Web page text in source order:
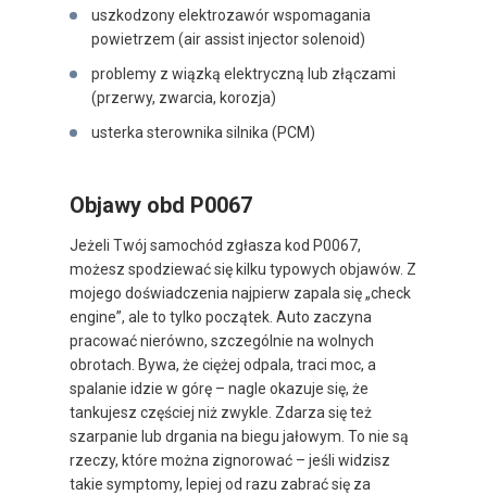
uszkodzony elektrozawór wspomagania
powietrzem (air assist injector solenoid)
problemy z wiązką elektryczną lub złączami
(przerwy, zwarcia, korozja)
usterka sterownika silnika (PCM)
Objawy obd P0067
Jeżeli Twój samochód zgłasza kod P0067,
możesz spodziewać się kilku typowych objawów. Z
mojego doświadczenia najpierw zapala się „check
engine”, ale to tylko początek. Auto zaczyna
pracować nierówno, szczególnie na wolnych
obrotach. Bywa, że ciężej odpala, traci moc, a
spalanie idzie w górę – nagle okazuje się, że
tankujesz częściej niż zwykle. Zdarza się też
szarpanie lub drgania na biegu jałowym. To nie są
rzeczy, które można zignorować – jeśli widzisz
takie symptomy, lepiej od razu zabrać się za